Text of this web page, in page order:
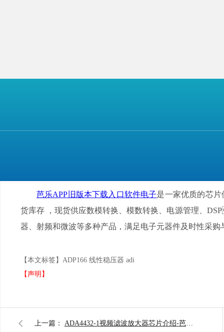
芭乐APP旧版本下载入口软件电子是一家优质的芯
货库存
，现货供应数模转换、模数转换、电源管理
器、射频和微波等多种产品，满足电子元器件及时性采购
【本文标签】 ADP166 线性稳压器 adi
【声明】
上一篇： ADA4432-1视频滤波放大器芯片介绍-芭乐APP旧版本下载入口软件电子